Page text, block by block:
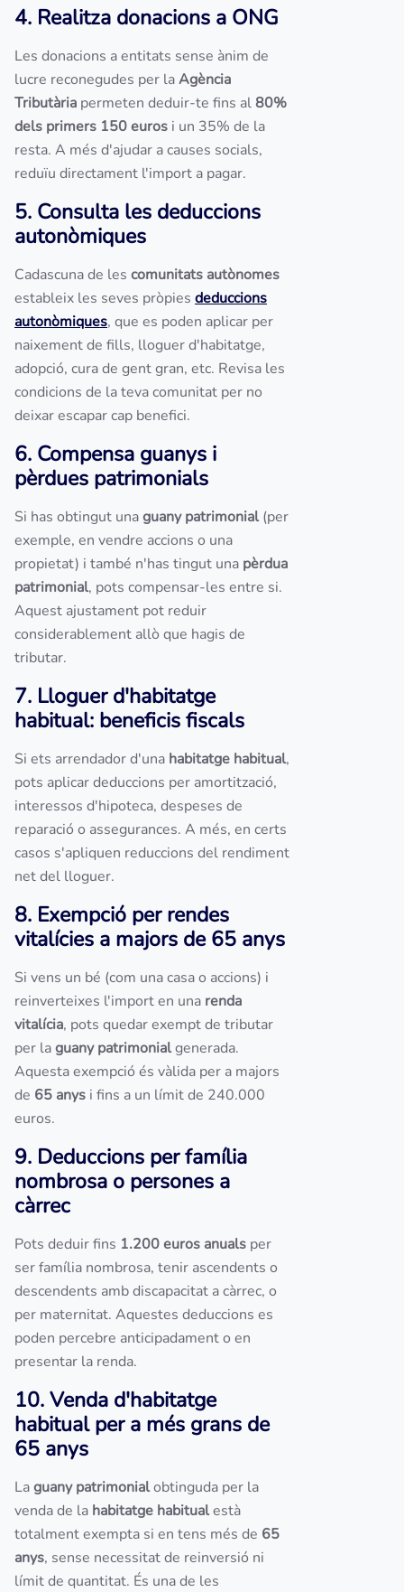
4. Realitza donacions a ONG
Les donacions a entitats sense ànim de
lucre reconegudes per laAgència
Tributària permeten deduir-te fins al80%
dels primers 150 euros i un 35% de la
resta. A més d'ajudar a causes socials,
reduïu directament l'import a pagar.
5. Consulta les deduccions
autonòmiques
Cadascuna de les comunitats autònomes
estableix les seves pròpies deduccions
autonòmiques, que es poden aplicar per
naixement de fills, lloguer d'habitatge,
adopció, cura de gent gran, etc. Revisa les
condicions de la teva comunitat per no
deixar escapar cap benefici.
6. Compensa guanys i
pèrdues patrimonials
Si has obtingut unaguany patrimonial(per
exemple, en vendre accions o una
propietat) i també n'has tingut una pèrdua
patrimonial, pots compensar-les entre si.
Aquest ajustament pot reduir
considerablement allò que hagis de
tributar.
7. Lloguer d'habitatge
habitual: beneficis fiscals
Si ets arrendador d'una habitatge habitual,
pots aplicar deduccions per amortització,
interessos d'hipoteca, despeses de
reparació o assegurances. A més, en certs
casos s'apliquen reduccions del rendiment
net del lloguer.
8. Exempció per rendes
vitalícies a majors de 65 anys
Si vens un bé (com una casa o accions) i
reinverteixes l'import en una renda
vitalícia, pots quedar exempt de tributar
per laguany patrimonialgenerada.
Aquesta exempció és vàlida per a majors
de 65 anys i fins a un límit de 240.000
euros.
9. Deduccions per família
nombrosa o persones a
càrrec
Pots deduir fins 1.200 euros anuals per
ser família nombrosa, tenir ascendents o
descendents amb discapacitat a càrrec, o
per maternitat. Aquestes deduccions es
poden percebre anticipadament o en
presentar la renda.
10. Venda d'habitatge
habitual per a més grans de
65 anys
Laguany patrimonialobtinguda per la
venda de la habitatge habitualestà
totalment exempta si en tens més de 65
anys, sense necessitat de reinversió ni
límit de quantitat. És una de les